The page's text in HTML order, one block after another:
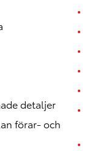
detaljer
förar- och